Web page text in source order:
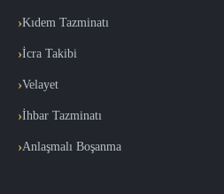
Kıdem Tazminatı
İcra Takibi
Velayet
İhbar Tazminatı
Anlaşmalı Boşanma